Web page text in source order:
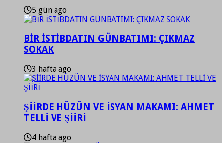
5 gün ago
BİR İSTİBDATIN GÜNBATIMI: ÇIKMAZ
SOKAK
3 hafta ago
ŞİİRDE HÜZÜN VE İSYAN MAKAMI: AHMET
TELLİ VE ŞİİRİ
4 hafta ago